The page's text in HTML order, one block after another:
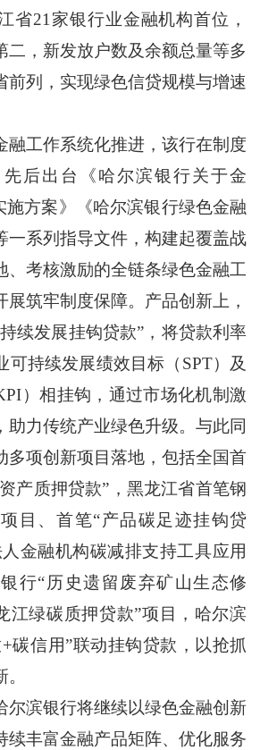
省21家银行业金融机构首位，
二，新发放户数及余额总量等多
前列，实现绿色信贷规模与增速
工作系统化推进，该行在制度
后出台《哈尔滨银行关于金
施方案》《哈尔滨银行绿色金融
一系列指导文件，构建起覆盖战
、考核激励的全链条绿色金融工
展筑牢制度保障。产品创新上，
续发展挂钩贷款”，将贷款利率
可持续发展绩效目标（SPT）及
）相挂钩，通过市场化机制激
助力传统产业绿色升级。与此同
多项创新项目落地，包括全国首
产质押贷款”，黑龙江省首笔钢
目、首笔“产品碳足迹挂钩贷
金融机构碳减排支持工具应用
行“历史遗留废弃矿山生态修
江绿碳质押贷款”项目，哈尔滨
碳信用”联动挂钩贷款，以抢抓
滨银行将继续以绿色金融创新
续丰富金融产品矩阵、优化服务